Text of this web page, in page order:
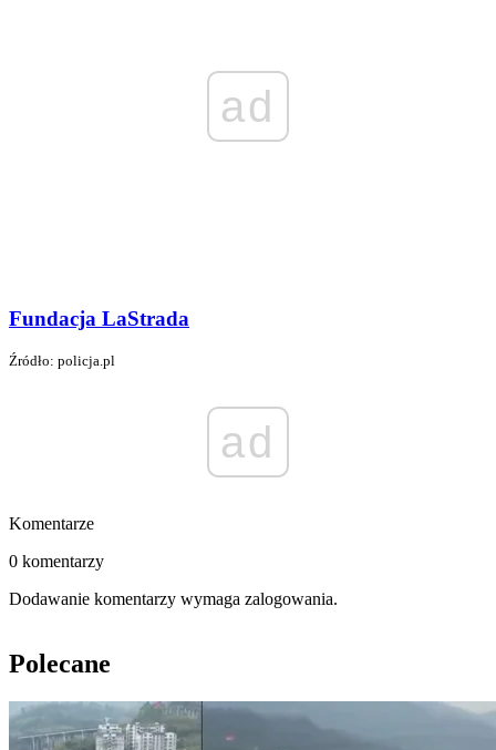
ad
Fundacja LaStrada
Źródło: policja.pl
ad
Komentarze
0 komentarzy
Dodawanie komentarzy wymaga zalogowania.
Polecane